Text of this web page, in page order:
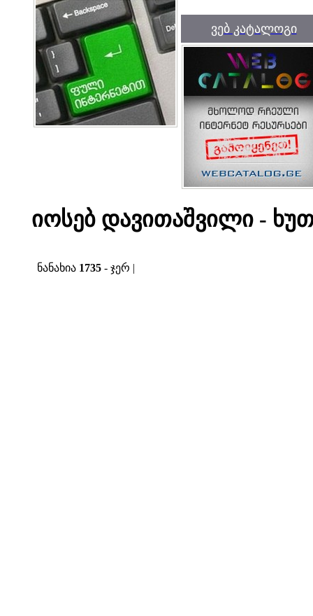
ვებ კატალოგი
იოსებ დავითაშვილი -
ნანახია 1735 - ჯერ |